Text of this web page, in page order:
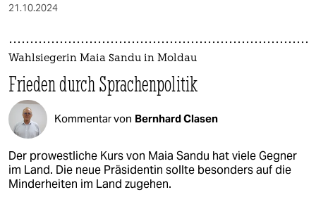
21.10.2024
Wahlsiegerin Maia Sandu in Moldau
Frieden durch Sprachenpolitik
Kommentar von Bernhard Clasen
Der prowestliche Kurs von Maia Sandu hat viele Gegner
im Land. Die neue Präsidentin sollte besonders auf die
Minderheiten im Land zugehen.